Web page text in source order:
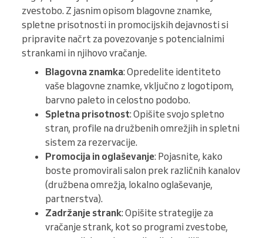
zvestobo. Z jasnim opisom blagovne znamke,
spletne prisotnosti in promocijskih dejavnosti si
pripravite načrt za povezovanje s potencialnimi
strankami in njihovo vračanje.
Blagovna znamka: Opredelite identiteto
vaše blagovne znamke, vključno z logotipom,
barvno paleto in celostno podobo.
Spletna prisotnost: Opišite svojo spletno
stran, profile na družbenih omrežjih in spletni
sistem za rezervacije.
Promocija in oglaševanje: Pojasnite, kako
boste promovirali salon prek različnih kanalov
(družbena omrežja, lokalno oglaševanje,
partnerstva).
Zadržanje strank: Opišite strategije za
vračanje strank, kot so programi zvestobe,